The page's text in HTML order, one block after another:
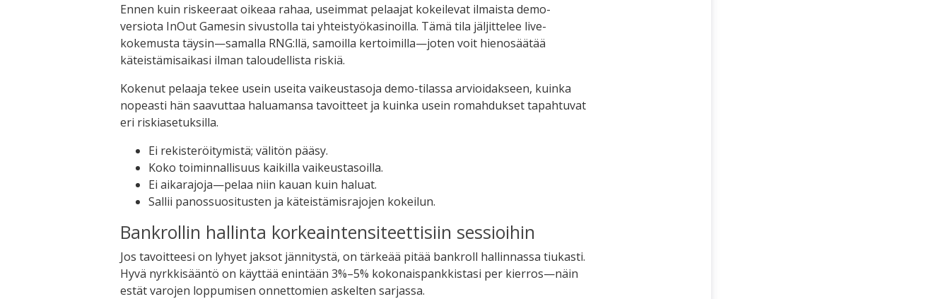
Ennen kuin riskeeraat oikeaa rahaa, useimmat pelaajat kokeilevat ilmaista demo-
versiota InOut Gamesin sivustolla tai yhteistyökasinoilla. Tämä tila jäljittelee live-
kokemusta täysin—samalla RNG:llä, samoilla kertoimilla—joten voit hienosäätää
käteistämisaikasi ilman taloudellista riskiä.
Kokenut pelaaja tekee usein useita vaikeustasoja demo-tilassa arvioidakseen, kuinka
nopeasti hän saavuttaa haluamansa tavoitteet ja kuinka usein romahdukset tapahtuvat
eri riskiasetuksilla.
Ei rekisteröitymistä; välitön pääsy.
Koko toiminnallisuus kaikilla vaikeustasoilla.
Ei aikarajoja—pelaa niin kauan kuin haluat.
Sallii panossuositusten ja käteistämisrajojen kokeilun.
Bankrollin hallinta korkeaintensiteettisiin sessioihin
Jos tavoitteesi on lyhyet jaksot jännitystä, on tärkeää pitää bankroll hallinnassa tiukasti.
Hyvä nyrkkisääntö on käyttää enintään 3%–5% kokonaispankkistasi per kierros—näin
estät varojen loppumisen onnettomien askelten sarjassa.